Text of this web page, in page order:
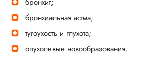
бронхит;
бронхиальная астма;
тугоухость и глухота;
опухолевые новообразования.